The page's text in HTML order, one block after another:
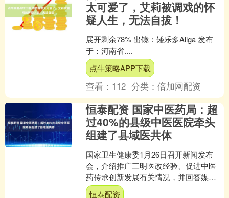
太可爱了，艾莉被调戏的怀
疑人生，无法自拔！
展开剩余78% 出镜：矮乐多Aliga 发布
于：河南省....
点牛策略APP下载
查看： 112 分类：倍加网配资
恒泰配资 国家中医药局：超
过40%的县级中医医院牵头
组建了县域医共体
国家卫生健康委1月26日召开新闻发布
会，介绍推广三明医改经验、促进中医
药传承创新发展有关情况，并回答媒体
提问。国家中医药局医政司司长孟庆彬
恒泰配资